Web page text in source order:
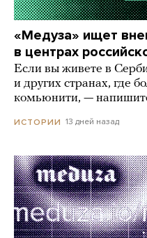
«Медуза» ищет
в центрах
Если вы живете в
и других странах, где
комьюнити, —
ИСТОРИИ 13 дней назад